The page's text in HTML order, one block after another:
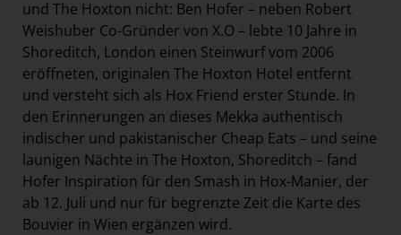
und The Hoxton nicht: Ben Hofer – neben Robert
Weishuber Co-Gründer von X.O – lebte 10 Jahre in
Shoreditch, London einen Steinwurf vom 2006
eröffneten, originalen The Hoxton Hotel entfernt
und versteht sich als Hox Friend erster Stunde. In
den Erinnerungen an dieses Mekka authentisch
indischer und pakistanischer Cheap Eats – und seine
launigen Nächte in The Hoxton, Shoreditch – fand
Hofer Inspiration für den Smash in Hox-Manier, der
ab 12. Juli und nur für begrenzte Zeit die Karte des
Bouvier in Wien ergänzen wird.